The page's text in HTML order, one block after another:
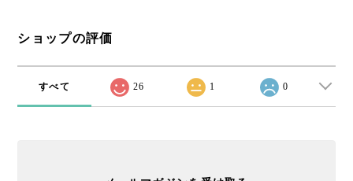
ショップの評価
すべて 26 1 0